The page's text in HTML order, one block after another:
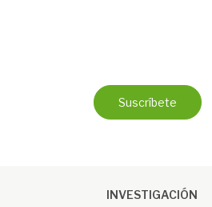
Suscríbete
INVESTIGACIÓN